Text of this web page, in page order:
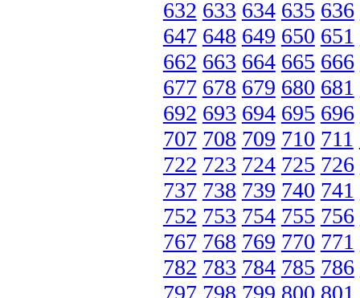
632 633 634 635 636
647 648 649 650 651
662 663 664 665 666
677 678 679 680 681
692 693 694 695 696
707 708 709 710 711
722 723 724 725 726
737 738 739 740 741
752 753 754 755 756
767 768 769 770 771
782 783 784 785 786
797 798 799 800 801